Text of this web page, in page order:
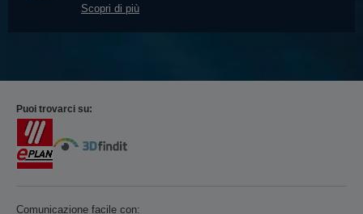
Scopri di più
Puoi trovarci su:
Comunicazione facile con: